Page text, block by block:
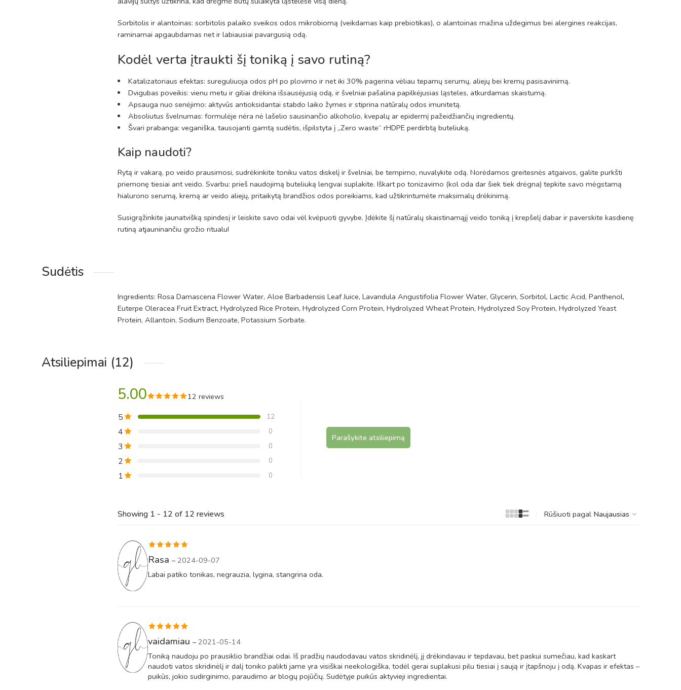
Sorbitolis ir alantoinas: sorbitolis palaiko sveikos odos mikrobiomą (veikdamas kaip prebiotikas), o alantoinas mažina uždegimus bei alergines reakcijas,
raminamai apgaubdamas net ir labiausiai pavargusią odą.
Kodėl verta įtraukti šį toniką į savo rutiną?
Katalizatoriaus efektas: sureguliuoja odos pH po plovimo ir net iki 30% pagerina vėliau tepamų serumų, aliejų bei kremų pasisavinimą.
Dvigubas poveikis: vienu metu ir giliai drėkina išsausėjusią odą, ir švelniai pašalina papilkėjusias ląsteles, atkurdamas skaistumą.
Apsauga nuo senėjimo: aktyvūs antioksidantai stabdo laiko žymes ir stiprina natūralų odos imunitetą.
Absoliutus švelnumas: formulėje nėra nė lašelio sausinančio alkoholio, kvepalų ar epidermį pažeidžiančių ingredientų.
Švari prabanga: veganiška, tausojanti gamtą sudėtis, išpilstyta į „Zero waste“ rHDPE perdirbtą buteliuką.
Kaip naudoti?
Rytą ir vakarą, po veido prausimosi, sudrėkinkite toniku vatos diskelį ir švelniai, be tempimo, nuvalykite odą. Norėdamos greitesnės atgaivos, galite purkšti
priemonę tiesiai ant veido. Svarbu: prieš naudojimą buteliuką lengvai suplakite. Iškart po tonizavimo (kol oda dar šiek tiek drėgna) tepkite savo mėgstamą
hialurono serumą, kremą ar veido aliejų, pritaikytą brandžios odos poreikiams, kad užtikrintumėte maksimalų drėkinimą.
Susigrąžinkite jaunatvišką spindesį ir leiskite savo odai vėl kvėpuoti gyvybe. Įdėkite šį natūralų skaistinamąjį veido toniką į krepšelį dabar ir paverskite kasdienę
rutiną atjauninančiu grožio ritualu!
Sudėtis
Ingredients: Rosa Damascena Flower Water, Aloe Barbadensis Leaf Juice, Lavandula Angustifolia Flower Water, Glycerin, Sorbitol, Lactic Acid, Panthenol,
Euterpe Oleracea Fruit Extract, Hydrolyzed Rice Protein, Hydrolyzed Corn Protein, Hydrolyzed Wheat Protein, Hydrolyzed Soy Protein, Hydrolyzed Yeast
Protein, Allantoin, Sodium Benzoate, Potassium Sorbate.
Atsiliepimai (12)
5.00 12 reviews
5 12
4 0
3 0
2 0
1 0
Parašykite atsiliepimą
Showing 1 - 12 of 12 reviews Rūšiuoti pagal Naujausias
Įvertinimas:
Rasa – 2024-09-07
Labai patiko tonikas, negrauzia, lygina, stangrina oda.
Įvertinimas:
vaidamiau – 2021-05-14
Toniką naudoju po prausiklio brandžiai odai. Iš pradžių naudodavau vatos skridinėlį, jį drėkindavau ir tepdavau, bet paskui sumečiau, kad kaskart
naudoti vatos skridinėlį ir dalį toniko palikti jame yra visiškai neekologiška, todėl gerai suplakusi pilu tiesiai į saują ir įtapšnoju į odą. Kvapas ir efektas –
puikūs, jokio sudirginimo, paraudimo ar blogų pojūčių. Sudėtyje puikūs aktyvieji ingredientai.